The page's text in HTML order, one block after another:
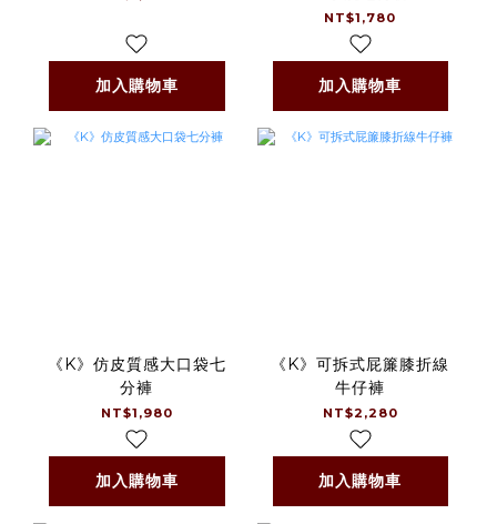
加入購物車
NT$1,780
加入購物車
《K》仿皮質感大口袋七
分褲
NT$1,980
加入購物車
《K》可拆式屁簾膝折線
牛仔褲
NT$2,280
加入購物車